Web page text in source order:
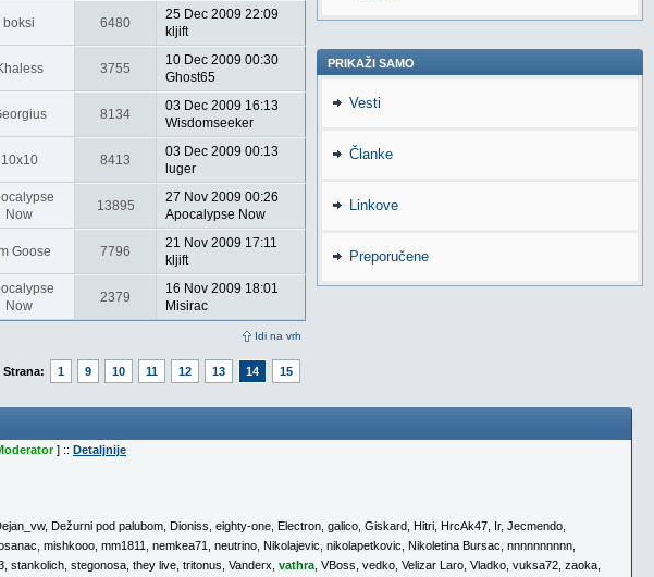
Idi na vrh
boksi 6480
25 Dec 2009 22:09
kljift
3755
10 Dec 2009 00:30
Ghost65
8134
03 Dec 2009 16:13
Wisdomseeker
10x10 8413
03 Dec 2009 00:13
luger
Now
13895
27 Nov 2009 00:26
Apocalypse Now
Goose 7796
21 Nov 2009 17:11
kljift
Now
2379
16 Nov 2009 18:01
Misirac
Strana: 1 9 10 11 12 13 14 15
PRIKAŽI SAMO
Vesti
Članke
Linkove
Preporučene
] :: Detaljnije
, Dežurni pod palubom Dioniss eighty-one Electron galico Giskard Hitri HrcAk47 Ir, Jecmendo
mishkooo mm1811 nemkea71 neutrino Nikolajevic nikolapetkovic Nikoletina Bursac nnnnnnnnnn
stankolich stegonosa they live tritonus Vanderx vathra VBoss vedko Velizar Laro Vladko vuksa72 zaoka